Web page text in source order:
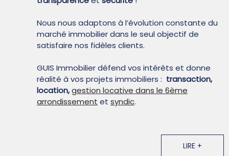
Nous nous adaptons à l’évolution constante du
marché immobilier dans le seul objectif de
satisfaire nos fidèles clients.
GUIS Immobilier défend vos intérêts et donne
réalité à vos projets immobiliers : transaction,
location,gestion locative dans le 6ème
arrondissement et syndic.
LIRE +